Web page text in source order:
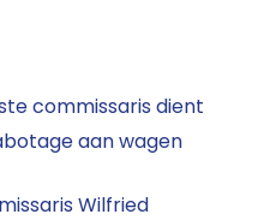
commissaris dient
aan wagen
Wilfried